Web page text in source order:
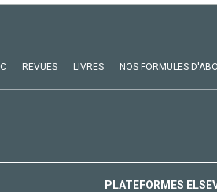
REVUES LIVRES NOS FORMULES
PLATEFORMES